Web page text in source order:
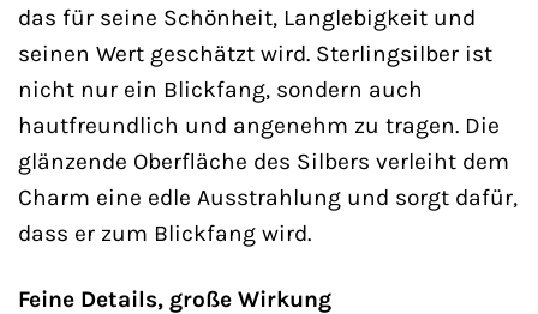
das für seine Schönheit, Langlebigkeit und
seinen Wert geschätzt wird. Sterlingsilber ist
nicht nur ein Blickfang, sondern auch
hautfreundlich und angenehm zu tragen. Die
glänzende Oberfläche des Silbers verleiht dem
Charm eine edle Ausstrahlung und sorgt dafür,
dass er zum Blickfang wird.
Feine Details, große Wirkung